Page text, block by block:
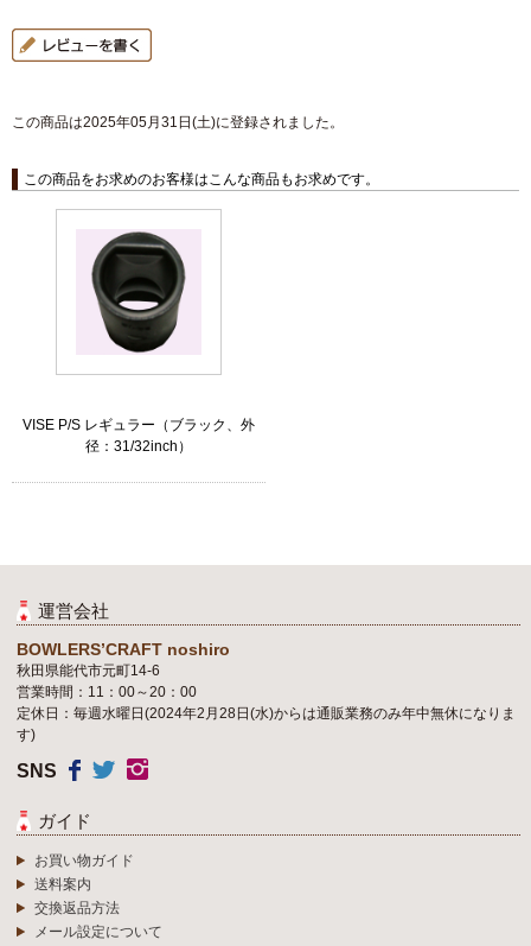
この商品は2025年05月31日(土)に登録されました。
この商品をお求めのお客様はこんな商品もお求めです。
VISE P/S レギュラー（ブラック、外
径：31/32inch）
運営会社
BOWLERS’CRAFT noshiro
秋田県能代市元町14-6
営業時間：11：00～20：00
定休日：毎週水曜日(2024年2月28日(水)からは通販業務のみ年中無休になりま
す)
SNS
ガイド
お買い物ガイド
送料案内
交換返品方法
メール設定について